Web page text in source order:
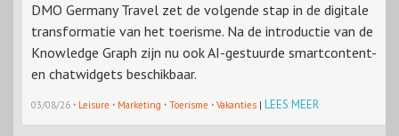
DMO Germany Travel zet de volgende stap in de digitale
transformatie van het toerisme. Na de introductie van de
Knowledge Graph zijn nu ook AI-gestuurde smartcontent-
en chatwidgets beschikbaar.
03/08/26 · Leisure · Marketing · Toerisme · Vakanties | LEES MEER